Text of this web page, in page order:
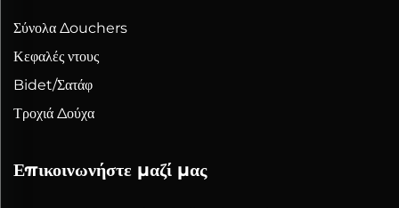
Σύνολα Δouchers
Κεφαλές ντους
Bidet/Σατάφ
Τροχιά Δούχα
Επικοινωνήστε μαζί μας